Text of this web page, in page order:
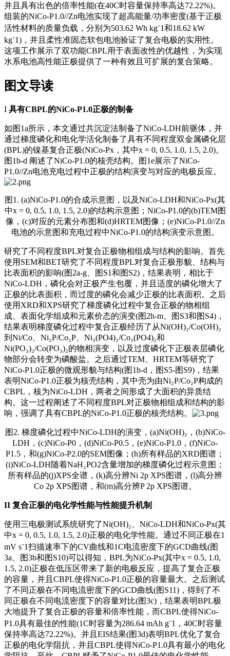
并且具有出色的倍率性能(在40C时容量保持率高达72.22%)。
组装的NiCo-P1.0//Zn电池实现了超高能量/功率密度(基于正极
活性材料的质量负载，分别为503.62 Wh kg⁻1和18.62 kW
kg⁻1)，并且柔性准固态软包电池验证了复合电极的实用性。
这项工作展示了双功能CBPL用于表面改性的优越性，为实现
水系电池高性能正极提供了一种有效且可扩展的复合策略。
图文导读
I 具有CBPL的NiCo-P1.0正极的制备
如图1a所示，本文通过共沉淀法制备了NiCo-LDH前驱体，并
通过梯度磷化和电化学活化制备了具有不同程度双金属磷化层
(BPL)的镍基复合正极(NiCo-Px，其中x = 0, 0.5, 1.0, 1.5, 2.0)。
图1b-d 阐述了NiCo-P1.0的核壳结构。图1e展示了NiCo-
P1.0//Zn电池充电过程中正极的结构演变与对应的电极反应。
图1. (a)NiCo-P1.0的合成示意图，以及NiCo-LDH和NiCo-Px(其
中x = 0, 0.5, 1.0, 1.5, 2.0)的结构示意图；NiCo-P1.0的(b)TEM图
像，(c)对应的元素分布图和(d)HRTEM图像；(e)NiCo-P1.0//Zn
电池的示意图和充电过程中NiCo-P1.0的结构演变示意图。
研究了不同程度BPL对复合正极物相组成与结构的影响。首先
使用SEM和BET研究了不同程度BPL对复合正极形貌、结构与
比表面积的影响(图2a-g、图S1和图S2)，结果表明，相比于
NiCo-LDH，磷化会对正极产生包覆，并且适度的磷化增大了
正极的比表面积，而过度的磷化会减少正极的比表面积。之后
使用XRD和XPS研究了梯度磷化过程中复合正极的物相组
成、表面化学组成和元素价态的演变(图2h-m、图S3和图S4)，
结果表明梯度磷化过程中复合正极经历了从Ni(OH)₂/Co(OH)₂
到Ni/Co、Ni₂P/Co₂P、Ni₃(PO4)₂/Co₃(PO4)₂和
Ni(PO₃)₂/Co(PO₃)₂的物相演变，以及过度磷化下正极表层磷化
物部分会转变为磷酸盐。之后通过TEM、HRTEM等研究了
NiCo-P1.0正极的微观形貌与结构(图1b-d，图S5-图S9)，结果
表明NiCo-P1.0正极为核壳结构，其中壳为由Ni₂P/Co₂P构成的
CBPL，核为NiCo-LDH，两者之间形成了大面积的异质结
构。这一过程阐述了不同程度BPL对正极物相组成和结构的影
响，强调了具有CBPL的NiCo-P1.0正极的核壳结构。
图2. 梯度磷化过程中NiCo-LDH的演变，(a)Ni(OH)₂，(b)NiCo-
LDH，(c)NiCo-P0，(d)NiCo-P0.5，(e)NiCo-P1.0，(f)NiCo-
P1.5，和(g)NiCo-P2.0的SEM图像；(h)所有样品的XRD图谱；
(i)NiCo-LDH随着NaH₂PO2含量增加的梯度磷化过程示意图；
所有样品的(j)XPS全谱，(k)高分辨Ni 2p XPS图谱，(l)高分辨
Co 2p XPS图谱，和(m)高分辨P 2p XPS图谱。
II 复合正极的电化学性能与性能提升机制
使用三电极测试系统研究了Ni(OH)₂、NiCo-LDH和NiCo-Px(其
中x = 0, 0.5, 1.0, 1.5, 2.0)正极的电化学性能。通过不同正极在1
mV s⁻1扫描速率下的CV曲线和1C电流密度下的GCD曲线(图
3a、图3b和图S10)可以得知，BPL为NiCo-Px(其中x = 0.5, 1.0,
1.5, 2.0)正极在低压区带来了新的电极反应，提高了复合正极
的容量，并且CBPL使得NiCo-P1.0正极的容量最大。之后测试
了不同正极在不同电流密度下的GCD曲线(图S11)，得到了不
同正极在不同电流密度下的容量对比(图3c)，结果表明BPL极
大地提升了复合正极的容量和倍率性能，而CBPL使得NiCo-
P1.0具有最佳的性能(1C时容量为286.64 mAh g⁻1，40C时容量
保持率高达72.22%)。并且EIS结果(图3d)表明BPL优化了复合
正极的电化学阻抗 ，并且CBPL使得NiCo-P1.0具有最小的电化